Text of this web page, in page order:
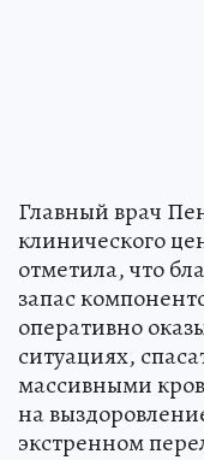
Главный врач
клинического
отметила, что
запас
оперативно
ситуациях,
массивными
на
экстренном